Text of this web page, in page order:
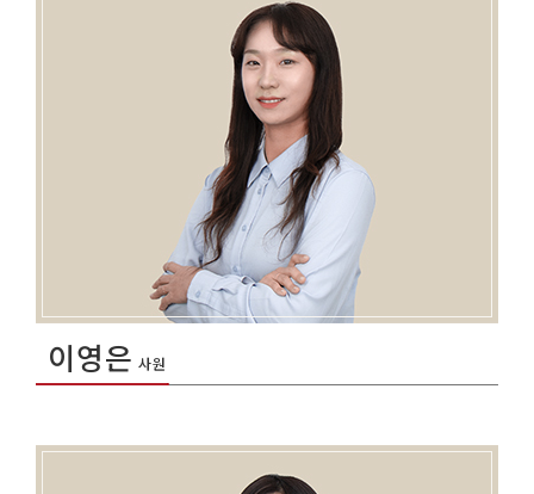
이영은 사원